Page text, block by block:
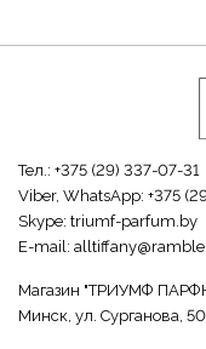
Тел.: +375 (29) 337-07-31
Viber, WhatsApp: +375
Skype: triumf-parfum.by
E-mail:
Магазин "ТРИУМФ
Минск, ул. Сурганова,